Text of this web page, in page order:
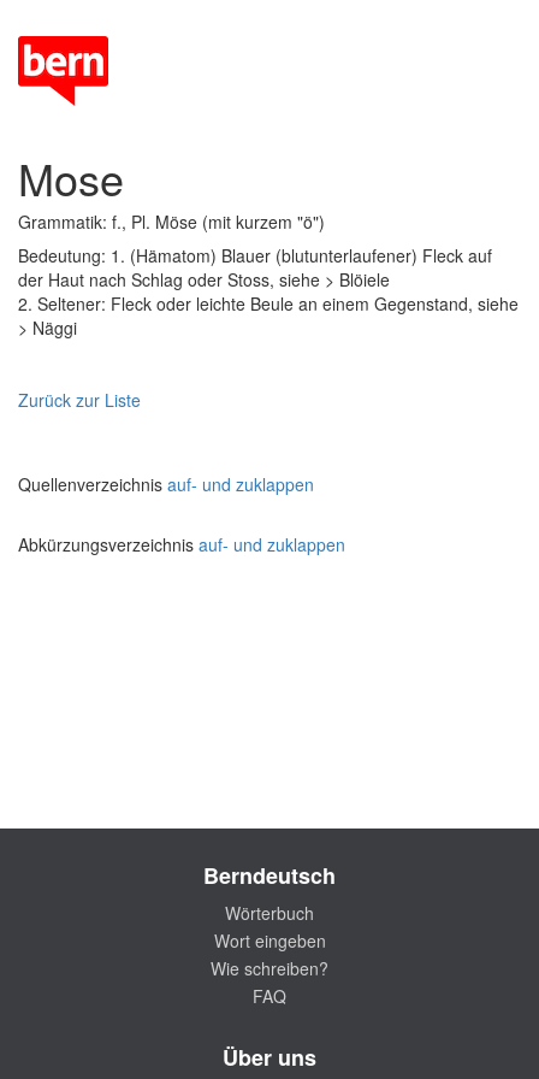
Mose
Grammatik: f., Pl. Möse (mit kurzem "ö")
Bedeutung: 1. (Hämatom) Blauer (blutunterlaufener) Fleck auf
der Haut nach Schlag oder Stoss, siehe > Blöiele
2. Seltener: Fleck oder leichte Beule an einem Gegenstand, siehe
> Näggi
Zurück zur Liste
Quellenverzeichnis auf- und zuklappen
Abkürzungsverzeichnis auf- und zuklappen
Berndeutsch
Wörterbuch
Wort eingeben
Wie schreiben?
FAQ
Über uns